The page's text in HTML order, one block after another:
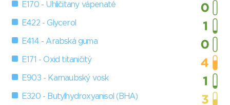
E170 - Uhličitany vápenaté
E422 - Glycerol
E414 - Arabská guma
E171 - Oxid titaničitý
E903 - Karnaubský vosk
E320 - Butylhydroxyanisol (BHA)